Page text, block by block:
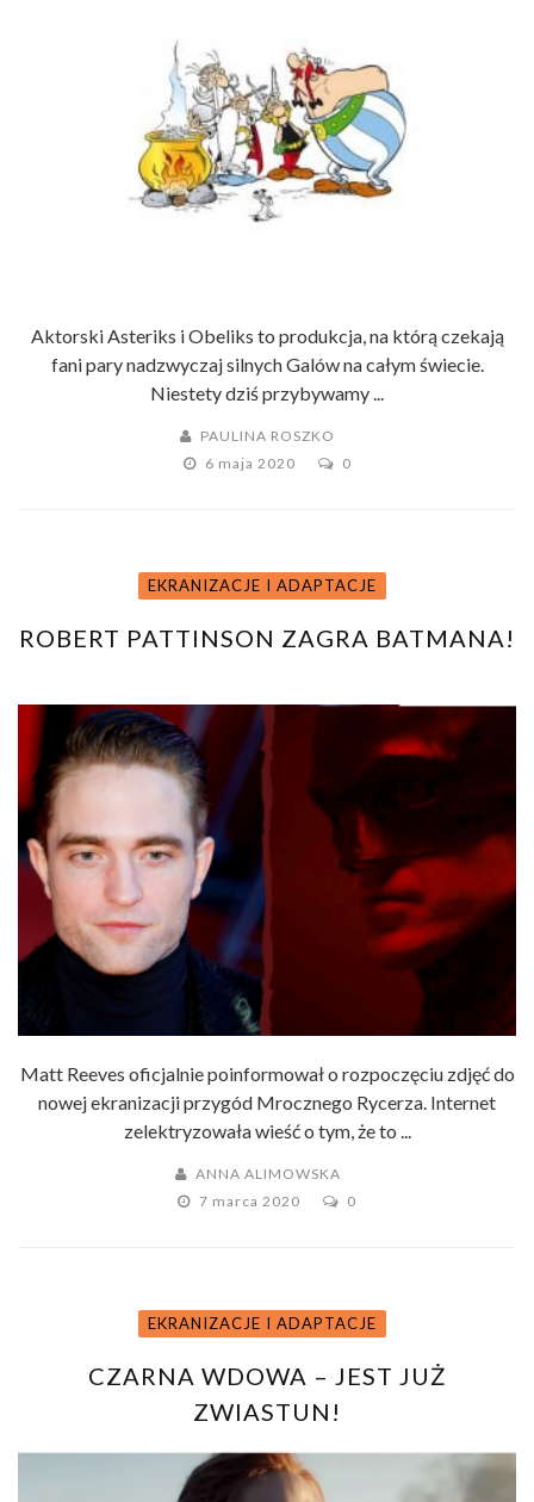
Aktorski Asteriks i Obeliks to produkcja, na którą czekają
fani pary nadzwyczaj silnych Galów na całym świecie.
Niestety dziś przybywamy ...
PAULINA ROSZKO
6 maja 2020
0
EKRANIZACJE I ADAPTACJE
ROBERT PATTINSON ZAGRA BATMANA!
Matt Reeves oficjalnie poinformował o rozpoczęciu zdjęć do
nowej ekranizacji przygód Mrocznego Rycerza. Internet
zelektryzowała wieść o tym, że to ...
ANNA ALIMOWSKA
7 marca 2020
0
EKRANIZACJE I ADAPTACJE
CZARNA WDOWA – JEST JUŻ
ZWIASTUN!